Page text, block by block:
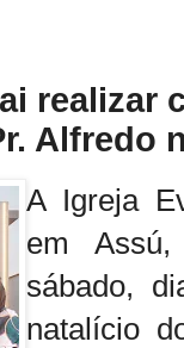
realizar
Alfredo
A Igreja
em
sábado,
natalício